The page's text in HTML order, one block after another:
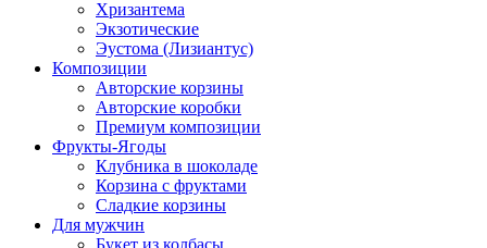
Хризантема
Экзотические
Эустома (Лизиантус)
Композиции
Авторские корзины
Авторские коробки
Премиум композиции
Фрукты-Ягоды
Клубника в шоколаде
Корзина с фруктами
Сладкие корзины
Для мужчин
Букет из колбасы